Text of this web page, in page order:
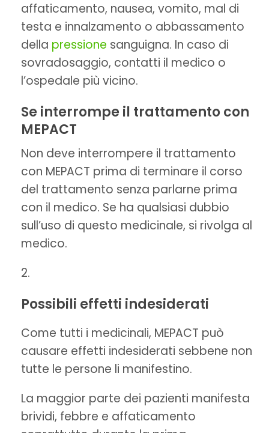
affaticamento, nausea, vomito, mal di
testa e innalzamento o abbassamento
della pressione sanguigna. In caso di
sovradosaggio, contatti il medico o
l’ospedale più vicino.
Se interrompe il trattamento con
MEPACT
Non deve interrompere il trattamento
con MEPACT prima di terminare il corso
del trattamento senza parlarne prima
con il medico. Se ha qualsiasi dubbio
sull’uso di questo medicinale, si rivolga al
medico.
Possibili effetti indesiderati
Come tutti i medicinali, MEPACT può
causare effetti indesiderati sebbene non
tutte le persone li manifestino.
La maggior parte dei pazienti manifesta
brividi, febbre e affaticamento